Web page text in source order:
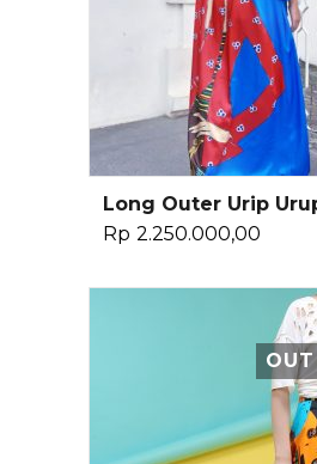
Pilih Opsi
Long Outer Urip
Rp 2.250.000,00